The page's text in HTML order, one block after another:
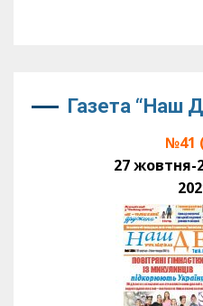
Газета “Наш
№41
27 жовтня-